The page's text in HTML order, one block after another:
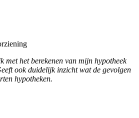
met het berekenen van mijn hypotheek
ook duidelijk inzicht wat de gevolgen
hypotheken.